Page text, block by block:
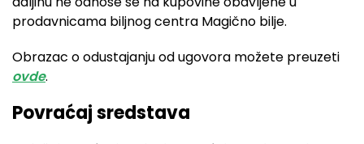
prodavnicama biljnog centra Magično bilje.
Obrazac o odustajanju od ugovora možete preuzeti
ovde.
Povraćaj sredstava